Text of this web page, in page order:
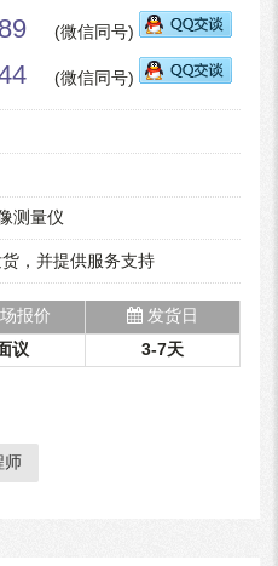
(微信同号)
(微信同号)
测量仪
，并提供服务支持
报价
发货日
议 3-7天
师